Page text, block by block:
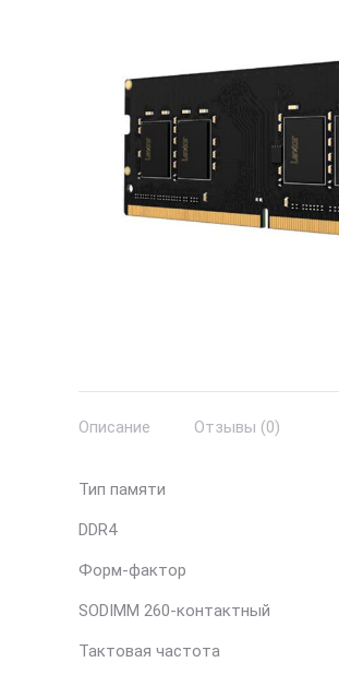
Описание Отзывы (0)
Тип памяти
DDR4
Форм-фактор
SODIMM 260-контактный
Тактовая частота